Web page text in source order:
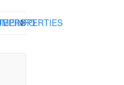
クニカルドキュメン